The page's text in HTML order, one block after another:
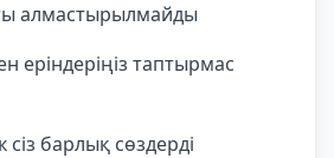
алмастырылмайды
еріндеріңіз таптырмас
барлық сөздерді